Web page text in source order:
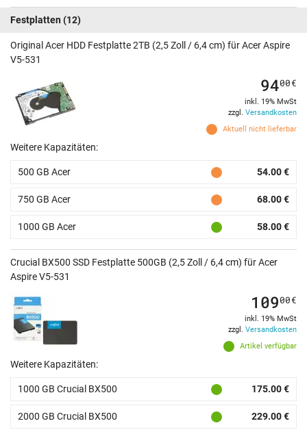
Festplatten (12)
Original Acer HDD Festplatte 2TB (2,5 Zoll / 6,4 cm) für Acer Aspire
V5-531
Aktuell nicht lieferbar
9400€
inkl. 19% MwSt
zzgl. Versandkosten
Weitere Kapazitäten:
500 GB Acer 54.00 €
750 GB Acer 68.00 €
1000 GB Acer 58.00 €
Crucial BX500 SSD Festplatte 500GB (2,5 Zoll / 6,4 cm) für Acer
Aspire V5-531
Artikel verfügbar
10900€
inkl. 19% MwSt
zzgl. Versandkosten
Weitere Kapazitäten:
1000 GB Crucial BX500 175.00 €
2000 GB Crucial BX500 229.00 €